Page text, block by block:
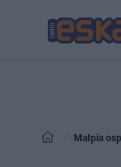
Małpia